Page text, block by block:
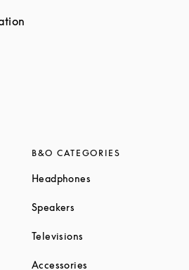
B&O CATEGORIES
Headphones
Speakers
Televisions
Accessories